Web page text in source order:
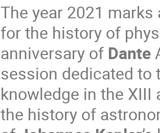
The year 2021
for the history of
anniversary of Dante
session dedicated to
knowledge in the
the history of